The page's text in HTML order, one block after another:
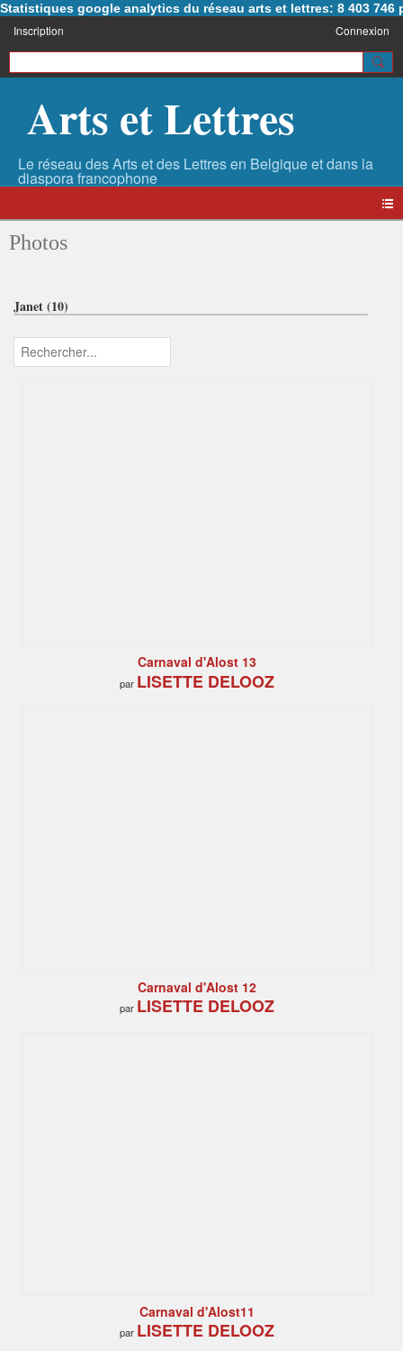
Statistiques google analytics du réseau arts et lettres: 8 403 746
Inscription Connexion
Arts et Lettres
Photos
Janet (10)
Carnaval d'Alost 13
par LISETTE DELOOZ
Carnaval d'Alost 12
par LISETTE DELOOZ
Carnaval d'Alost11
par LISETTE DELOOZ